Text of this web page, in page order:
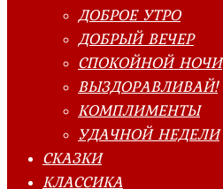
ДОБРОЕ УТРО
ДОБРЫЙ ВЕЧЕР
СПОКОЙНОЙ НОЧИ
ВЫЗДОРАВЛИВАЙ!
КОМПЛИМЕНТЫ
УДАЧНОЙ НЕДЕЛИ
СКАЗКИ
КЛАССИКА